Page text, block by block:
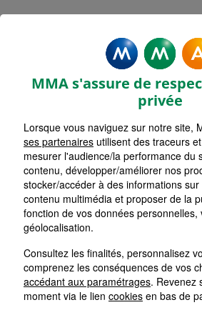
Accueil
Assurance Provence-Alpes-Côte
Assurance
MMA s'assure de
privée
Lorsque vous naviguez sur notre site,
ses partenaires utilisent des traceurs
mesurer l'audience/la performance du
contenu, développer/améliorer nos
stocker/accéder à des informations
contenu multimédia et proposer de la
fonction de vos données
géolocalisation.
Consultez les finalités, personnalisez
comprenez les conséquences de vos
accédant aux paramétrages. Revenez
moment via le lien cookies en bas de